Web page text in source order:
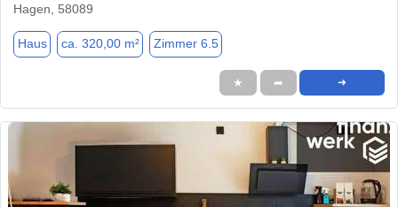
Hagen, 58089
Haus ca. 320,00 m² Zimmer 6.5
★ ➦ ➜